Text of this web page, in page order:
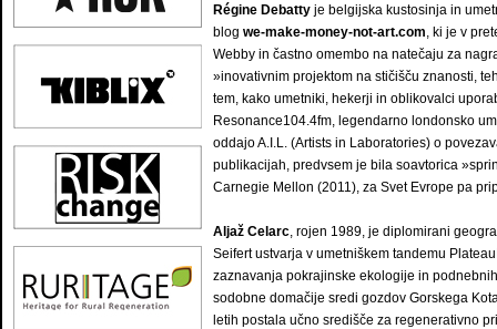
Régine Debatty je belgijska kustosinja in
blog we-make-money-not-art.com, ki je v
Webby in častno omembo na natečaju za
»inovativnim projektom na stičišču znanosti,
tem, kako umetniki, hekerji in oblikovalci
Resonance104.4fm, legendarno londonsko
oddajo A.I.L. (Artists in Laboratories) o
publikacijah, predvsem je bila soavtorica
Carnegie Mellon (2011), za Svet Evrope pa
Aljaž Celarc, rojen 1989, je diplomirani
Seifert ustvarja v umetniškem tandemu
zaznavanja pokrajinske ekologije in
sodobne domačije sredi gozdov Gorskega
letih postala učno središče za regenerativno